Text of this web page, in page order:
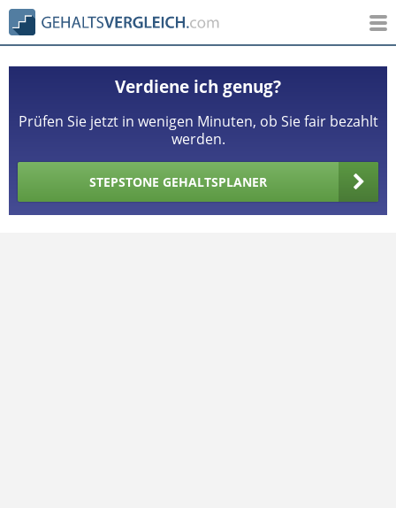
Verdiene ich genug?
Prüfen Sie jetzt in wenigen Minuten, ob Sie fair bezahlt
werden.
STEPSTONE GEHALTSPLANER